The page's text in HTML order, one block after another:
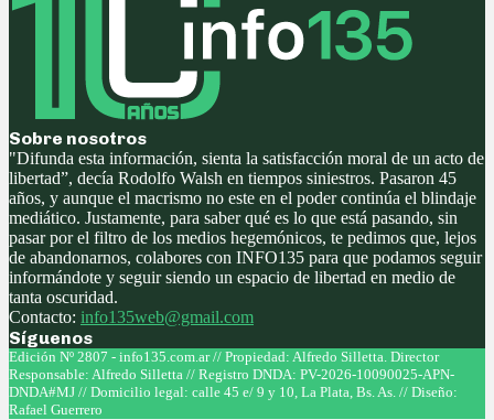
Sobre nosotros
"Difunda esta información, sienta la satisfacción moral de un acto de
libertad”, decía Rodolfo Walsh en tiempos siniestros. Pasaron 45
años, y aunque el macrismo no este en el poder continúa el blindaje
mediático. Justamente, para saber qué es lo que está pasando, sin
pasar por el filtro de los medios hegemónicos, te pedimos que, lejos
de abandonarnos, colabores con INFO135 para que podamos seguir
informándote y seguir siendo un espacio de libertad en medio de
tanta oscuridad.
Contacto: info135web@gmail.com
Síguenos
Facebook
Twitter
Instagram
Youtube
Edición Nº 2807 - info135.com.ar // Propiedad: Alfredo Silletta. Director
Responsable: Alfredo Silletta // Registro DNDA: PV-2026-10090025-APN-
DNDA#MJ // Domicilio legal: calle 45 e/ 9 y 10, La Plata, Bs. As. // Diseño:
Rafael Guerrero